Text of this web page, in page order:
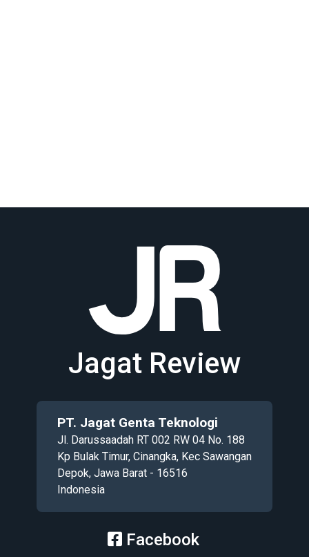
Jagat Review
PT. Jagat Genta Teknologi
Jl. Darussaadah RT 002 RW 04 No. 188
Kp Bulak Timur, Cinangka, Kec Sawangan
Depok, Jawa Barat - 16516
Indonesia
Facebook